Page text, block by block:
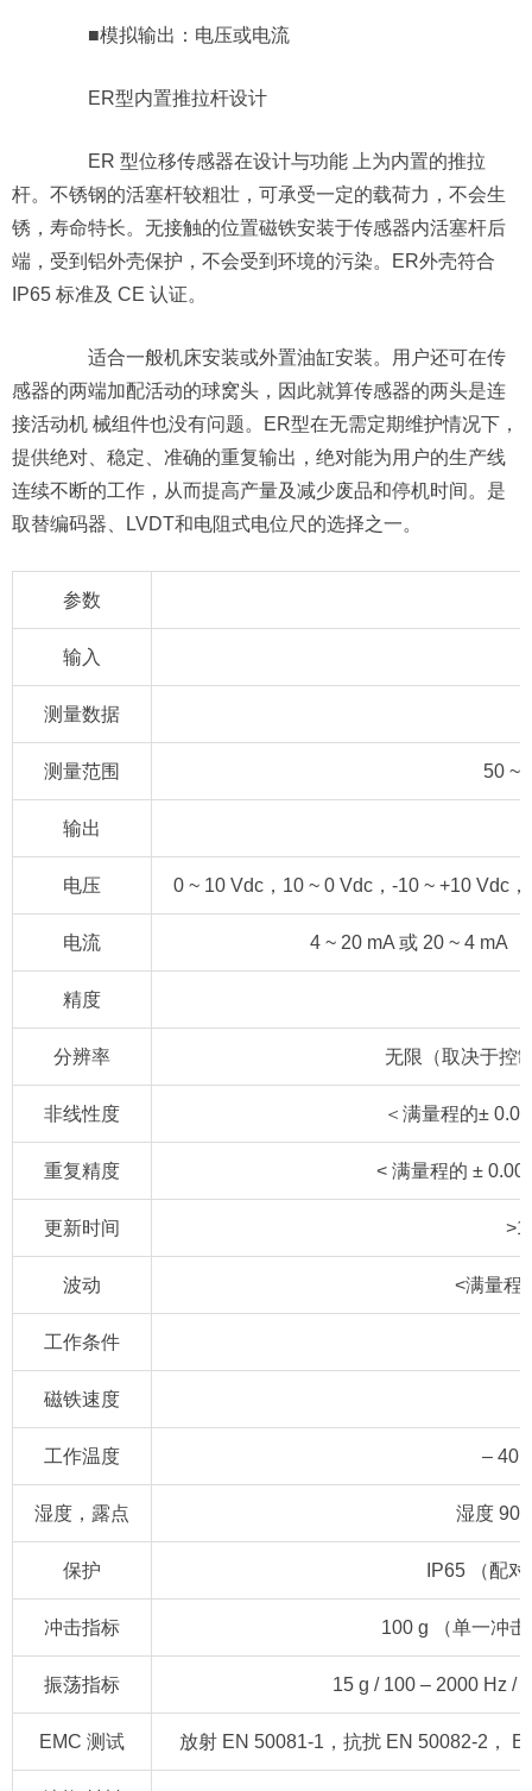
■模拟输出：电压或电流
ER型内置推拉杆设计
ER 型位移传感器在设计与功能 上为内置的推拉
杆。不锈钢的活塞杆较粗壮，可承受一定的载荷力，不会生
锈，寿命特长。无接触的位置磁铁安装于传感器内活塞杆后
端，受到铝外壳保护，不会受到环境的污染。ER外壳符合
IP65 标准及 CE 认证。
适合一般机床安装或外置油缸安装。用户还可在传
感器的两端加配活动的球窝头，因此就算传感器的两头是连
接活动机 械组件也没有问题。ER型在无需定期维护情况下，
提供绝对、稳定、准确的重复输出，绝对能为用户的生产线
连续不断的工作，从而提高产量及减少废品和停机时间。是
取替编码器、LVDT和电阻式电位尺的选择之一。
参数
输入
测量数据
测量范围 50 ~
输出
电压 0 ~ 10 Vdc，10 ~ 0 Vdc，-10 ~ +10 Vdc
电流 4 ~ 20 mA 或 20 ~ 4 mA
精度
分辨率 无限（取决于控
非线性度 ＜满量程的±
重复精度 < 满量程的 ±
更新时间
波动 <满量程
工作条件
磁铁速度
工作温度 – 40
湿度，露点 湿度
保护 IP65 （配
冲击指标 100 g （单一冲
振荡指标 15 g / 100 – 2000 Hz /
EMC 测试 放射 EN 50081-1，抗扰 EN 50082-2，